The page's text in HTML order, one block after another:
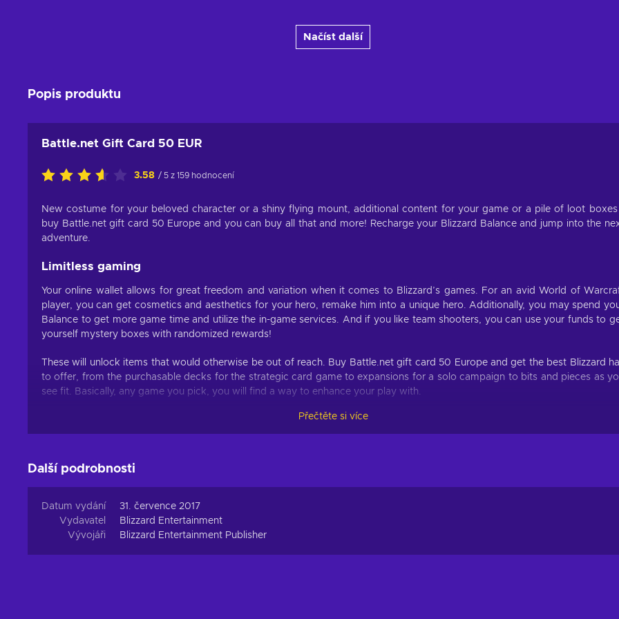
Načíst další
Popis produktu
Battle.net Gift Card 50 EUR
3.58 / 5 z 159 hodnocení
New costume for your beloved character or a shiny flying mount, additional content for your game or a pile of loot
buy Battle.net gift card 50 Europe and you can buy all that and more! Recharge your Blizzard Balance and jump into the
adventure.
Limitless gaming
Your online wallet allows for great freedom and variation when it comes to Blizzard’s games. For an avid World of
player, you can get cosmetics and aesthetics for your hero, remake him into a unique hero. Additionally, you may spend
Balance to get more game time and utilize the in-game services. And if you like team shooters, you can use your funds to
yourself mystery boxes with randomized rewards!
These will unlock items that would otherwise be out of reach. Buy Battle.net gift card 50 Europe and get the best Blizzard
to offer, from the purchasable decks for the strategic card game to expansions for a solo campaign to bits and pieces as
see fit. Basically, any game you pick, you will find a way to enhance your play with.
Battle.net gift card 50 Europe and enjoy the cash shops in all the games you play, with no additional trouble to you! Grab some
cosmetics for WoW, then hop on to Hearthstone and open up a few deck packs, or even get yourself some mystery boxes
the online team brawlers.
Keep or give away
All the possible uses the card has can be used by the buyer... or you can give it to someone! The card is not tied down to
Přečtěte si více
Další podrobnosti
Datum vydání
31. července 2017
Vydavatel
Blizzard Entertainment
Vývojáři
Blizzard Entertainment Publisher